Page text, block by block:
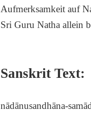
Aufmerksamkeit auf
Sri Guru Natha allein
Sanskrit Text:
nādānusandhāna-